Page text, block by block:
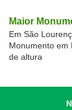
Maior
Em São
Monumento em
de altura